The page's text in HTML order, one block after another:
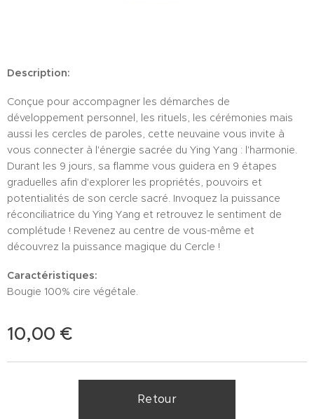
Description:
Conçue pour accompagner les démarches de
développement personnel, les rituels, les cérémonies mais
aussi les cercles de paroles, cette neuvaine vous invite à
vous connecter à l'énergie sacrée du Ying Yang : l'harmonie.
Durant les 9 jours, sa flamme vous guidera en 9 étapes
graduelles afin d'explorer les propriétés, pouvoirs et
potentialités de son cercle sacré. Invoquez la puissance
réconciliatrice du Ying Yang et retrouvez le sentiment de
complétude ! Revenez au centre de vous-même et
découvrez la puissance magique du Cercle !
Caractéristiques:
Bougie 100% cire végétale.
10,00 €
Retour